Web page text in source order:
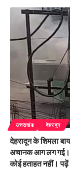
उत्तराखंड देहरादून
देहरादून के शिमला
अचानक आग लग गई।
कोई हताहत नहीं।